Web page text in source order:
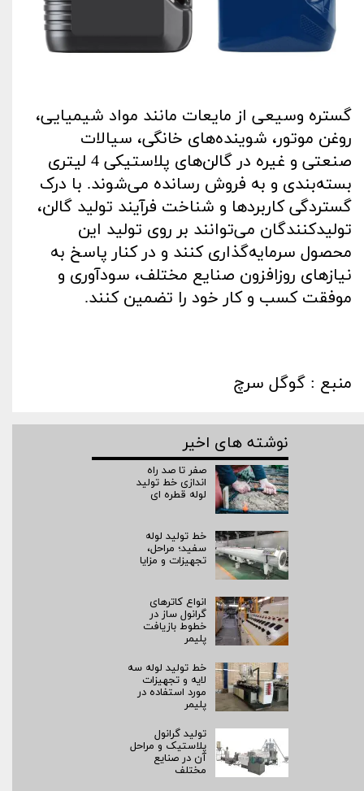
گستره وسیعی از مایعات مانند مواد شیمیایی،
روغن موتور، شوینده‌های خانگی، سیالات
صنعتی و غیره در گالن‌های پلاستیکی 4 لیتری
بسته‌بندی و به فروش رسانده می‌شوند. با درک
گستردگی کاربردها و شناخت فرآیند تولید گالن،
تولیدکنندگان می‌توانند بر روی تولید این
محصول سرمایه‌گذاری کنند و در کنار پاسخ به
نیازهای روزافزون صنایع مختلف، سودآوری و
موفقت کسب و کار خود را تضمین کنند.
منبع : گوگل سرچ
نوشته های اخیر
صفر تا صد راه‌
اندازی خط تولید
لوله قطره ای
خط تولید لوله
سفید؛ مراحل،
تجهیزات و مزایا
انواع کاترهای
گرانول ساز در
خطوط بازیافت
پلیمر
خط تولید لوله سه
لایه و تجهیزات
مورد استفاده در
پلیمر
تولید گرانول
پلاستیک و مراحل
آن در صنایع
مختلف